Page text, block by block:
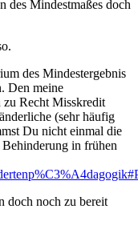
des Mindestmaßes doch
des Mindestergebnis
Den meine
zu Recht Misskredit
(sehr häufig
Du nicht einmal die
in frühen
doch noch zu bereit